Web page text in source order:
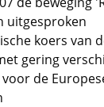
uitgesproken
koers van
gering
de